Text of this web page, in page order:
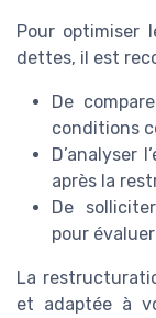
Pour optimiser
dettes, il est
De
conditions
D’analyser
après la
De
pour
La
et adaptée à